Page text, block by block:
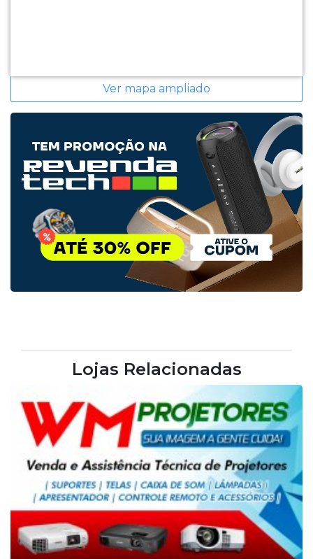
Ver mapa ampliado
Lojas Relacionadas